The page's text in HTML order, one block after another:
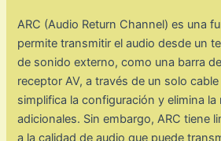
ARC (Audio Return Channel) es una
permite transmitir el audio desde un
de sonido externo, como una barra
receptor AV, a través de un solo
simplifica la configuración y elimina
adicionales. Sin embargo, ARC tiene
a la calidad de audio que puede